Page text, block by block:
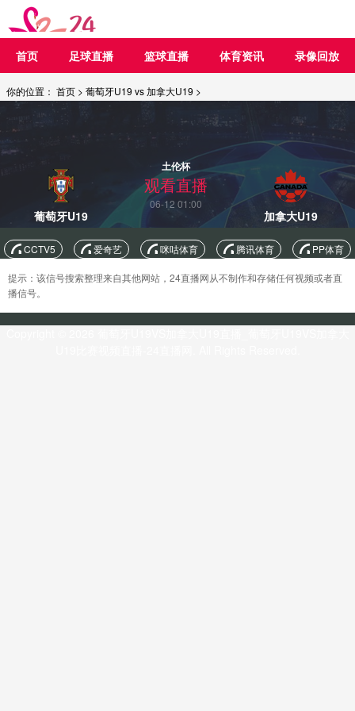
首页 足球直播 篮球直播 体育资讯 录像回放
你的位置： 首页 > 葡萄牙U19 vs 加拿大U19 >
葡萄牙U19
土伦杯
观看直播
06-12 01:00
加拿大U19
CCTV5 爱奇艺 咪咕体育 腾讯体育 PP体育
提示：该信号搜索整理来自其他网站，24直播网从不制作和存储任何视频或者直
播信号。